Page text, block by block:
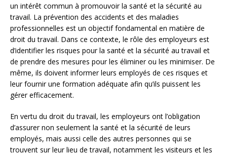
un intérêt commun à promouvoir la santé et la sécurité au
travail. La prévention des accidents et des maladies
professionnelles est un objectif fondamental en matière de
droit du travail. Dans ce contexte, le rôle des employeurs est
d’identifier les risques pour la santé et la sécurité au travail et
de prendre des mesures pour les éliminer ou les minimiser. De
même, ils doivent informer leurs employés de ces risques et
leur fournir une formation adéquate afin qu’ils puissent les
gérer efficacement.
En vertu du droit du travail, les employeurs ont l’obligation
d’assurer non seulement la santé et la sécurité de leurs
employés, mais aussi celle des autres personnes qui se
trouvent sur leur lieu de travail, notamment les visiteurs et les